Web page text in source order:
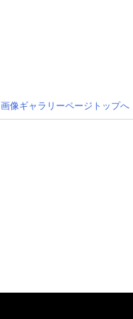
像ギャラリーページトップへ